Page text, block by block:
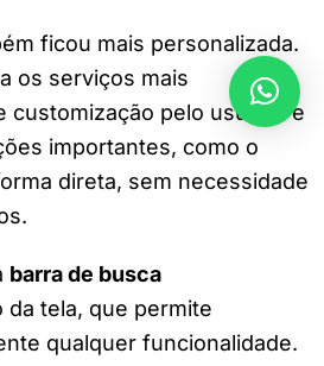
ficou mais personalizada.
os serviços mais
customização pelo usuário e
importantes, como o
direta, sem necessidade
barra de busca
da tela, que permite
qualquer funcionalidade.